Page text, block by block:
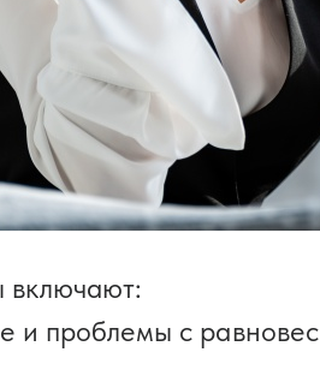
включают:
и проблемы с